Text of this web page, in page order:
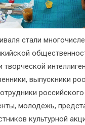
стали
творческой
выпускники
молодёжь,
культурной